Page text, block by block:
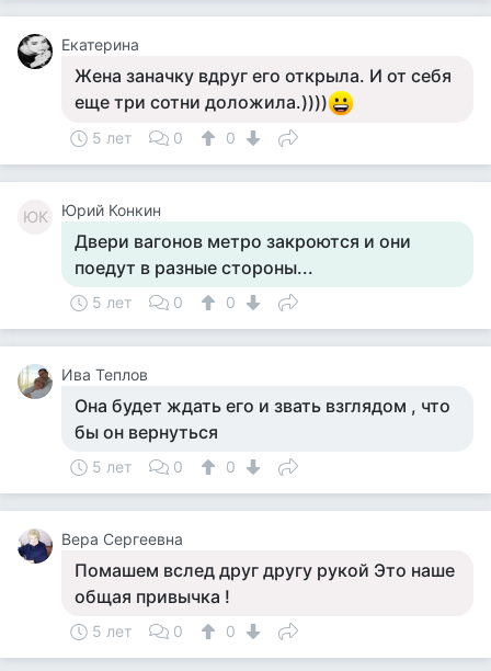
Екатерина
Жена заначку вдруг его открыла. И от себя
еще три сотни доложила.))))
5 лет 0 0
ЮК Юрий Конкин
Двери вагонов метро закроются и они
поедут в разные стороны...
5 лет 0 0
Ива Теплов
Она будет ждать его и звать взглядом , что
бы он вернуться
5 лет 0 0
Вера Сергеевна
Помашем вслед друг другу рукой Это наше
общая привычка !
5 лет 0 0